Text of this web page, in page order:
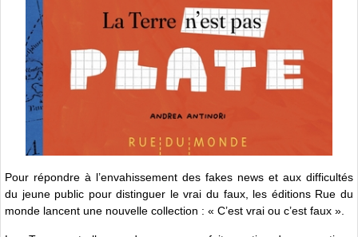
Pour répondre à l’envahissement des fakes news et aux difficultés
du jeune public pour distinguer le vrai du faux, les éditions Rue du
monde lancent une nouvelle collection : « C’est vrai ou c’est faux ».